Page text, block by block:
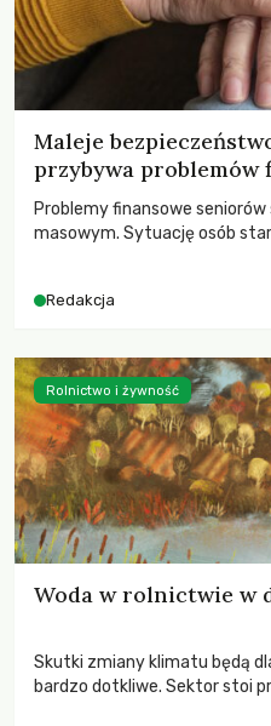
Maleje
przybywa problemów
Problemy finansowe
masowym. Sytuację osób
Redakcja
Woda w rolnictwie w
Skutki zmiany klimatu będą
bardzo dotkliwe. Sektor stoi
Rolnictwo i żywność